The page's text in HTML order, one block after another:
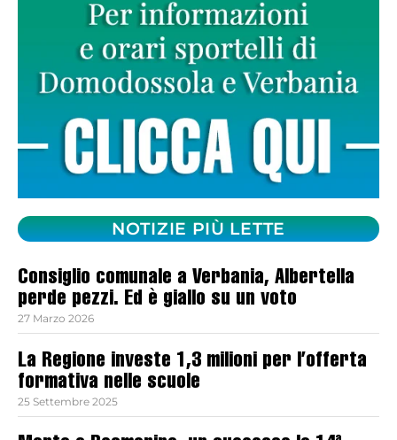
NOTIZIE PIÙ LETTE
Consiglio comunale a Verbania, Albertella
perde pezzi. Ed è giallo su un voto
27 Marzo 2026
La Regione investe 1,3 milioni per l’offerta
formativa nelle scuole
25 Settembre 2025